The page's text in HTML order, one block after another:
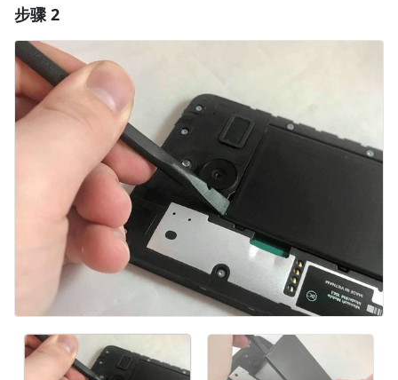
步骤 2